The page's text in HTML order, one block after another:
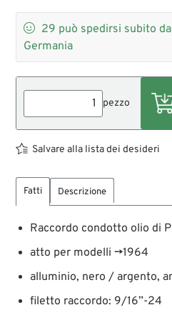
 29 può spedirsi subito
Germania
pezzo
Salvare alla lista dei desideri
Fatti Descrizione
Raccordo condotto olio di
atto per modelli →1964
alluminio, nero / argento,
filetto raccordo: 9/16”-24